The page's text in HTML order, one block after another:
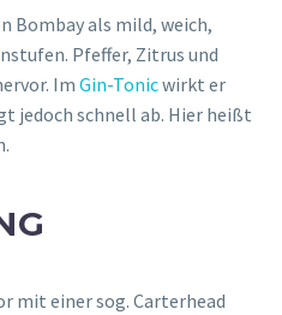
Bombay als mild, weich,
Pfeffer, Zitrus und
Im Gin-Tonicwirkt er
jedoch schnell ab. Hier heißt
mit einer sog. Carterhead